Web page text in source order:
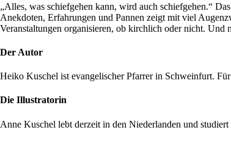
„Alles, was schiefgehen kann, wird auch schiefgehen.“
Anekdoten, Erfahrungen und Pannen zeigt mit viel
Veranstaltungen organisieren, ob kirchlich oder nicht.
Der Autor
Heiko Kuschel ist evangelischer Pfarrer in Schweinfurt.
Die Illustratorin
Anne Kuschel lebt derzeit in den Niederlanden und studiert